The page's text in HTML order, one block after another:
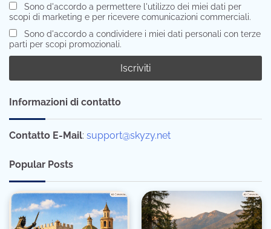
Sono d'accordo a permettere l'utilizzo dei miei dati per
scopi di marketing e per ricevere comunicazioni commerciali.
Sono d'accordo a condividere i miei dati personali con terze
parti per scopi promozionali.
Informazioni di contatto
Contatto E-Mail: support@skyzy.net
Popular Posts